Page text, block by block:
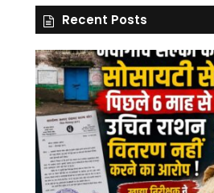
Recent Posts